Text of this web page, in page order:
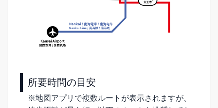
所要時間の目安
※地図アプリで複数ルートが表示されますが、